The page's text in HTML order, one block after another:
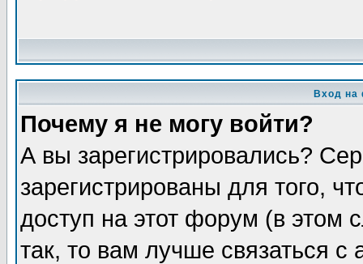
Вход на
Почему я не могу войти?
А вы зарегистрировались?
зарегистрированы для того,
доступ на этот форум (в этом
так, то вам лучше связаться